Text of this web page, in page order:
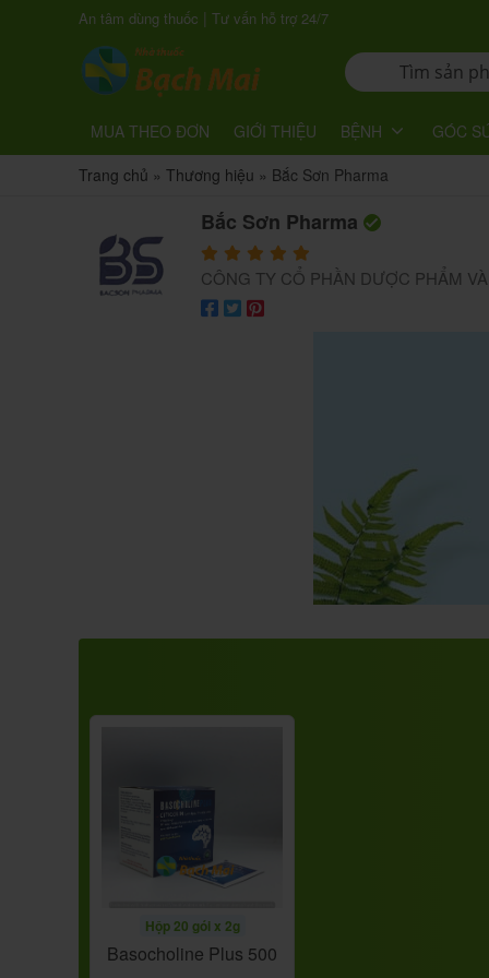
An tâm dùng thuốc | Tư vấn hỗ trợ 24/7
MUA THEO ĐƠN GIỚI THIỆU BỆNH GÓC
Trang chủ » Thương hiệu » Bắc Sơn Pharma
Bắc Sơn Pharma
CÔNG TY CỔ PHẦN DƯỢC PHẨM
Hộp 20 gói x 2g
Basocholine Plus 500